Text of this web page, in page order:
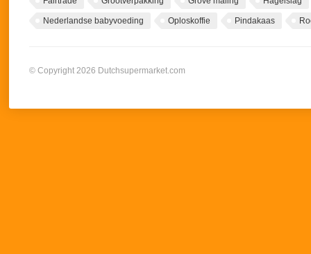
Nederlandse babyvoeding Oploskoffie Pindakaas
© Copyright 2026 Dutchsupermarket.com